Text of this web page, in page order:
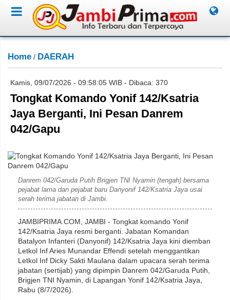
Home / DAERAH
Kamis, 09/07/2026 - 09:58:05 WIB - Dibaca: 370
Tongkat Komando Yonif 142/Ksatria
Jaya Berganti, Ini Pesan Danrem
042/Gapu
Danrem 042/Garuda Putih Brigjen TNI Nyamin (tengah) bersama
pejabat lama dan pejabat baru Danyonif 142/Ksatria Jaya usai
serah terima jabatan di Jambi.
JAMBIPRIMA.COM, JAMBI - Tongkat komando Yonif
142/Ksatria Jaya resmi berganti. Jabatan Komandan
Batalyon Infanteri (Danyonif) 142/Ksatria Jaya kini diemban
Letkol Inf Aries Munandar Effendi setelah menggantikan
Letkol Inf Dicky Sakti Maulana dalam upacara serah terima
jabatan (sertijab) yang dipimpin Danrem 042/Garuda Putih,
Brigjen TNI Nyamin, di Lapangan Yonif 142/Ksatria Jaya,
Rabu (8/7/2026).